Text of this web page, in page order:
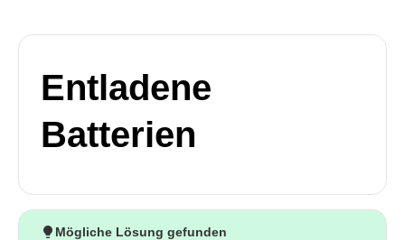
Entladene
Batterien
Mögliche Lösung gefunden